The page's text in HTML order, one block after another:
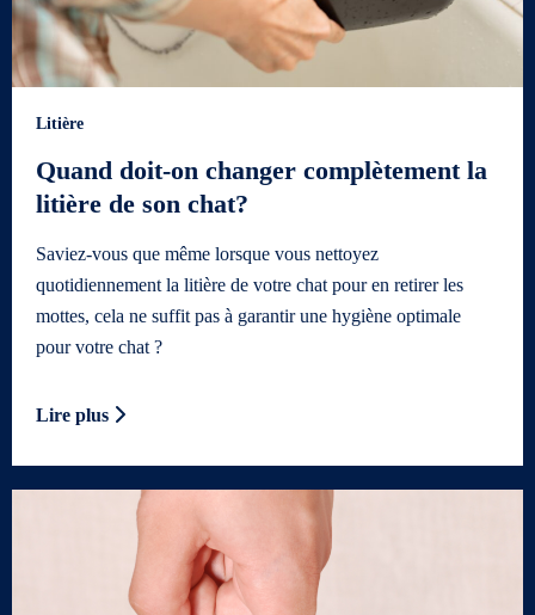
Litière
Quand doit-on changer complètement la
litière de son chat?
Saviez-vous que même lorsque vous nettoyez
quotidiennement la litière de votre chat pour en retirer les
mottes, cela ne suffit pas à garantir une hygiène optimale
pour votre chat ?
Lire plus